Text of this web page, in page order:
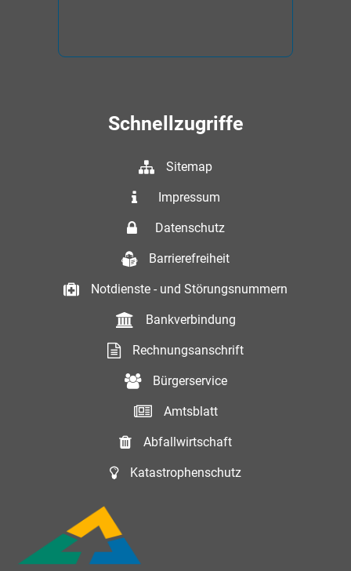
Schnellzugriffe
Sitemap
Impressum
Datenschutz
Barrierefreiheit
Notdienste - und Störungsnummern
Bankverbindung
Rechnungsanschrift
Bürgerservice
Amtsblatt
Abfallwirtschaft
Katastrophenschutz